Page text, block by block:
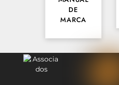
DE
MARCA